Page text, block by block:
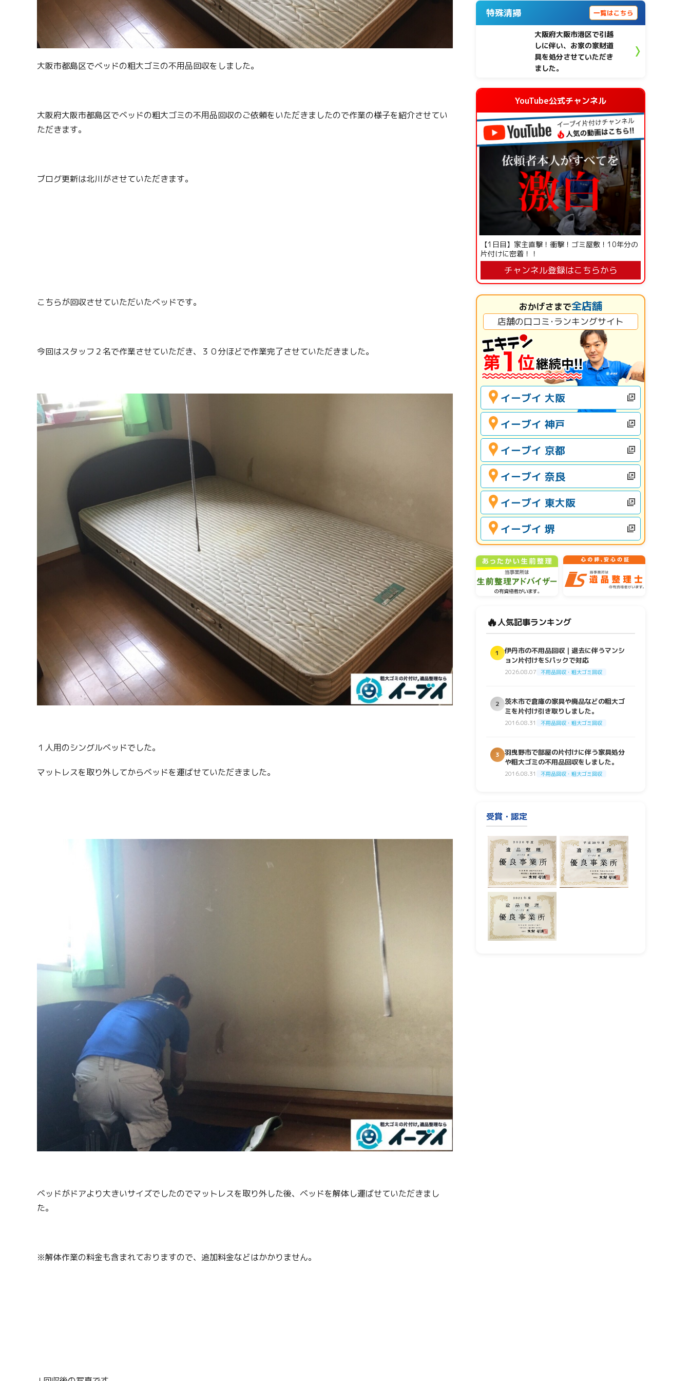
大阪市都島区でベッドの粗大ゴミの不用品回収をしました。
大阪府大阪市都島区でベッドの粗大ゴミの不用品回収のご依頼をいただきましたので作業の様子を紹介させてい
ただきます。
ブログ更新は北川がさせていただきます。
こちらが回収させていただいたベッドです。
今回はスタッフ２名で作業させていただき、３０分ほどで作業完了させていただきました。
１人用のシングルベッドでした。
マットレスを取り外してからベッドを運ばせていただきました。
ベッドがドアより大きいサイズでしたのでマットレスを取り外した後、ベッドを解体し運ばせていただきまし
た。
※解体作業の料金も含まれておりますので、追加料金などはかかりません。
特殊清掃 一覧はこちら
大阪府大阪市港区で引越
しに伴い、お家の家財道
具を処分させていただき
ました。
YouTube公式チャンネル
【1日目】家主直撃！衝撃！ゴミ屋敷！10年分の
片付けに密着！！
チャンネル登録はこちらから
おかげさまで全店舗
店舗の口コミ･ランキングサイト
イーブイ 大阪
イーブイ 神戸
イーブイ 京都
イーブイ 奈良
イーブイ 東大阪
イーブイ 堺
🔥人気記事ランキング
1
伊丹市の不用品回収｜退去に伴うマンシ
ョン片付けをSパックで対応
2026.08.07 不用品回収・粗大ゴミ回収
2
茨木市で倉庫の家具や廃品などの粗大ゴ
ミを片付け引き取りしました。
2016.08.31 不用品回収・粗大ゴミ回収
3
羽曳野市で部屋の片付けに伴う家具処分
や粗大ゴミの不用品回収をしました。
2016.08.31 不用品回収・粗大ゴミ回収
受賞・認定